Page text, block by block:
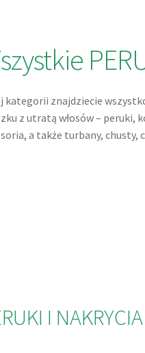
kategorii znajdziecie
z utratą włosów – peruki,
a także turbany, chusty,
I